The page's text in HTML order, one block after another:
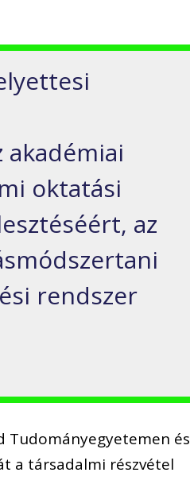
akadémiai
oktatási
az
rendszer
Tudományegyetemen és
a társadalmi részvétel